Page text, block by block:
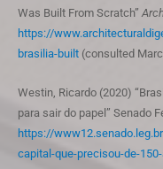
Was Built From Scratch”
https://
brasilia-built (consulted
Westin, Ricardo (2020)
para sair do papel” Senado
https://
capital-que-precisou-de-